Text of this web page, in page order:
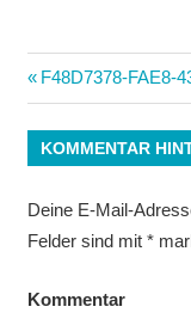
Beitrags-
Vorheriger
Beitrag:
F48D7378-FAE8-
KOMMENTAR
Deine E-Mail-
Felder sind mit *
Kommentar